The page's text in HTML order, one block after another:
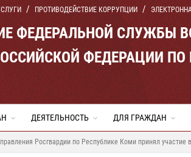
ПРОТИВОДЕЙСТВИЕ КОРРУПЦИИ
ФЕДЕРАЛЬНОЙ СЛУЖБЫ
ФЕДЕРАЦИИ ПО
ДЕЯТЕЛЬНОСТЬ ДЛЯ ГРАЖДАН
Росгвардии по Республике Коми принял участие